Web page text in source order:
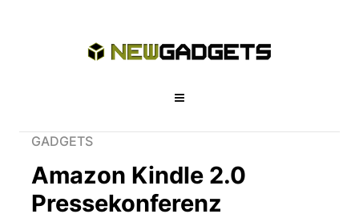
GADGETS
Amazon Kindle 2.0
Pressekonferenz